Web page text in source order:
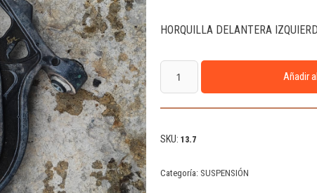
HORQUILLA DELANTERA
Añadir
SKU: 13.7
Categoría: SUSPENSIÓN